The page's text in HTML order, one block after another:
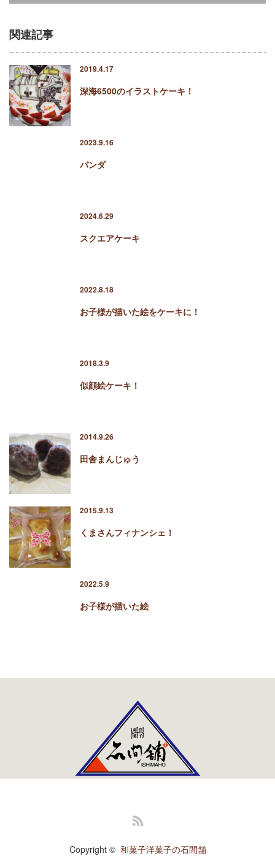
関連記事
2019.4.17
深海6500のイラストケーキ！
2023.9.16
パンダ
2024.6.29
スクエアケーキ
2022.8.18
お子様が描いた絵をケーキに！
2018.3.9
似顔絵ケーキ！
2014.9.26
田舎まんじゅう
2015.9.13
くまさんフィナンシェ！
2022.5.9
お子様が描いた絵
Copyright © 和菓子洋菓子の石間舗
店舗紹介
ふるさと納税
お問い合わせ